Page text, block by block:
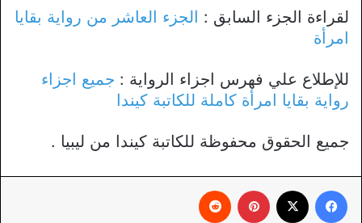
لقراءة الجزء السابق : الجزء العاشر من رواية بقايا
امرأة
للإطلاع علي فهرس اجزاء الرواية : جميع اجزاء
رواية بقايا امرأة كاملة للكاتبة كيندا
جميع الحقوق محفوظة للكاتبة كيندا من ليبيا .